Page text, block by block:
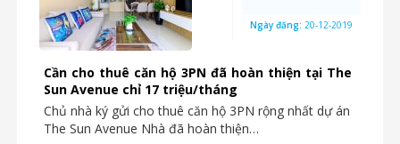
Cần cho thuê căn hộ 3PN đã hoàn thiện tại The
Sun Avenue chỉ 17 triệu/tháng
Chủ nhà ký gửi cho thuê căn hộ 3PN rộng nhất dự án
The Sun Avenue Nhà đã hoàn thiện…
Ngày đăng: 20-12-2019